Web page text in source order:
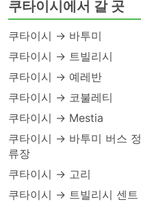
쿠타이시에서 갈 곳
쿠타이시 → 바투미
쿠타이시 → 트빌리시
쿠타이시 → 예레반
쿠타이시 → 코불레티
쿠타이시 → Mestia
쿠타이시 → 바투미 버스 정
류장
쿠타이시 → 고리
쿠타이시 → 트빌리시 센트